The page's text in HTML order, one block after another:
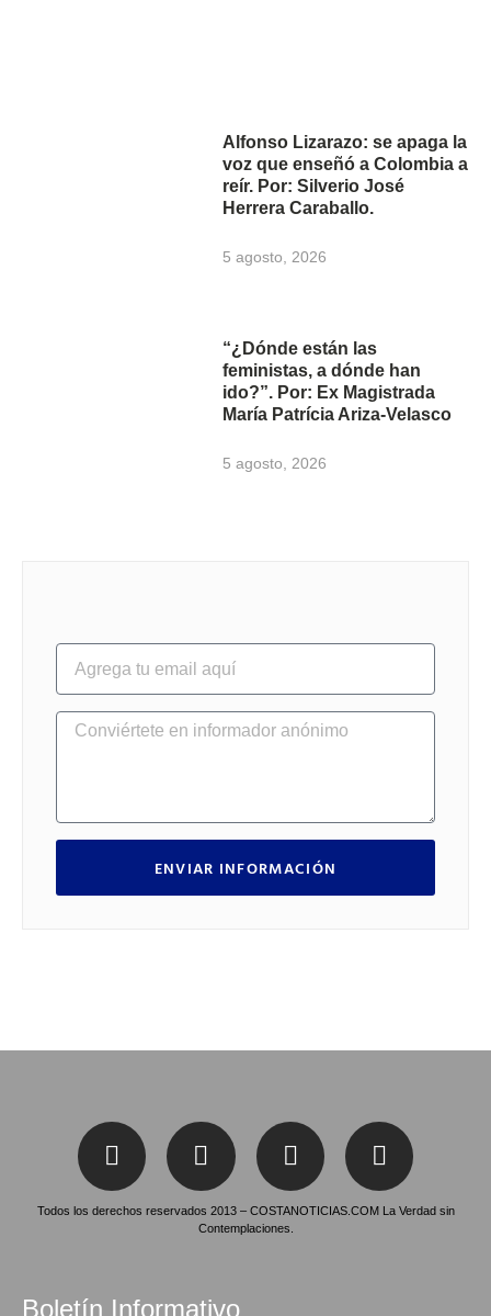
Alfonso Lizarazo: se apaga la
voz que enseñó a Colombia a
reír. Por: Silverio José
Herrera Caraballo.
5 agosto, 2026
“¿Dónde están las
feministas, a dónde han
ido?”. Por: Ex Magistrada
María Patrícia Ariza-Velasco
5 agosto, 2026
ENVIAR INFORMACIÓN
Todos los derechos reservados 2013 – COSTANOTICIAS.COM La Verdad sin
Contemplaciones.
Boletín Informativo